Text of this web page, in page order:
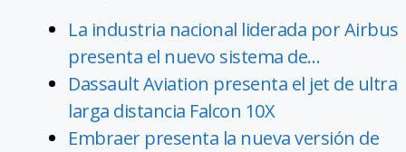
La industria nacional liderada por Airbus
presenta el nuevo sistema de…
Dassault Aviation presenta el jet de ultra
larga distancia Falcon 10X
Embraer presenta la nueva versión de